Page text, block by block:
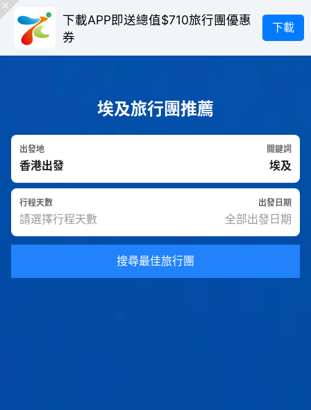
下載APP即送總值$710旅行團優惠
券
下載
埃及旅行團推薦
出發地 關鍵詞
出發日期
行程天數
搜尋最佳旅行團